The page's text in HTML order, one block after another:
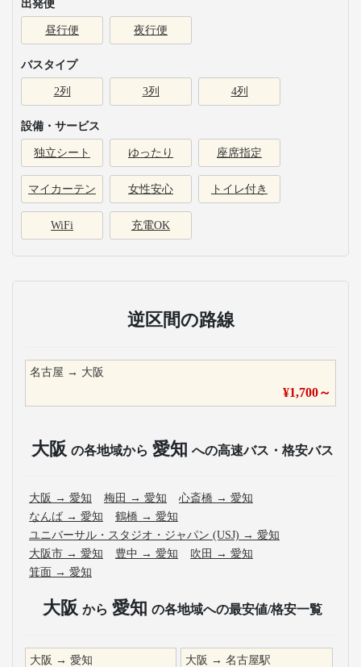
出発便
昼行便 夜行便
バスタイプ
2列 3列 4列
設備・サービス
独立シート ゆったり 座席指定
マイカーテン 女性安心 トイレ付き
WiFi 充電OK
逆区間の路線
名古屋 → 大阪
¥1,700～
大阪 の各地域から 愛知 への高速バス・格安バス
大阪 → 愛知 梅田 → 愛知 心斎橋 → 愛知
なんば → 愛知 鶴橋 → 愛知
ユニバーサル・スタジオ・ジャパン (USJ) → 愛知
大阪市 → 愛知 豊中 → 愛知 吹田 → 愛知
箕面 → 愛知
大阪 から 愛知 の各地域への最安値/格安一覧
大阪 → 愛知 大阪 →名古屋駅